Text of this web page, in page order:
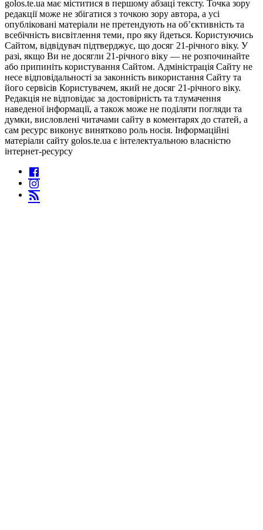
golos.te.ua має міститися в першому абзаці тексту. Точка зору
редакції може не збігатися з точкою зору автора, а усі
опубліковані матеріали не претендують на об’єктивність та
всебічність висвітлення теми, про яку йдеться. Користуючись
Сайтом, відвідувач підтверджує, що досяг 21-річного віку. У
разі, якщо Ви не досягли 21-річного віку — не розпочинайте
або припиніть користування Сайтом. Адміністрація Сайту не
несе відповідальності за законність використання Сайту та
його сервісів Користувачем, який не досяг 21-річного віку.
Редакція не відповідає за достовірність та тлумачення
наведеної інформації, а також може не поділяти погляди та
думки, висловлені читачами сайту в коментарях до статей, а
сам ресурс виконує винятково роль носія. Інформаційні
матеріали сайту golos.te.ua є інтелектуальною власністю
інтернет-ресурсу